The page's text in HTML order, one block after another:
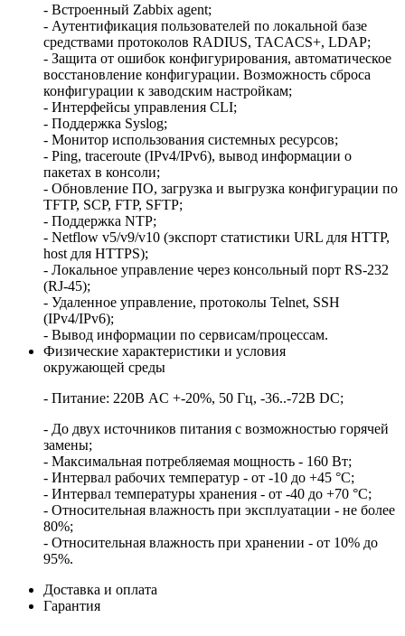
- Встроенный Zabbix agent;
- Аутентификация пользователей по локальной базе
средствами протоколов RADIUS, TACACS+, LDAP;
- Защита от ошибок конфигурирования, автоматическое
восстановление конфигурации. Возможность сброса
конфигурации к заводским настройкам;
- Интерфейсы управления CLI;
- Поддержка Syslog;
- Монитор использования системных ресурсов;
- Ping, traceroute (IPv4/IPv6), вывод информации о
пакетах в консоли;
- Обновление ПО, загрузка и выгрузка конфигурации по
TFTP, SCP, FTP, SFTP;
- Поддержка NTP;
- Netflow v5/v9/v10 (экспорт статистики URL для HTTP,
host для HTTPS);
- Локальное управление через консольный порт RS-232
(RJ-45);
- Удаленное управление, протоколы Telnet, SSH
(IPv4/IPv6);
- Вывод информации по сервисам/процессам.
Физические характеристики и условия
окружающей среды
- Питание: 220В AC +-20%, 50 Гц, -36..-72В DC;
- До двух источников питания с возможностью горячей
замены;
- Максимальная потребляемая мощность - 160 Вт;
- Интервал рабочих температур - от -10 до +45 °С;
- Интервал температуры хранения - от -40 до +70 °С;
- Относительная влажность при эксплуатации - не более
80%;
- Относительная влажность при хранении - от 10% до
95%.
Доставка и оплата
Гарантия